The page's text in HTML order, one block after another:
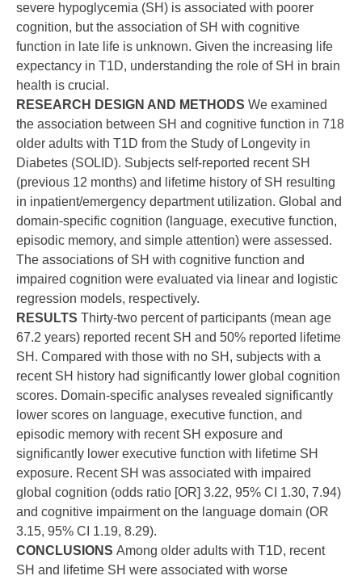
severe hypoglycemia (SH) is associated with poorer
cognition, but the association of SH with cognitive
function in late life is unknown. Given the increasing life
expectancy in T1D, understanding the role of SH in brain
health is crucial.
RESEARCH DESIGN AND METHODS We examined
the association between SH and cognitive function in 718
older adults with T1D from the Study of Longevity in
Diabetes (SOLID). Subjects self-reported recent SH
(previous 12 months) and lifetime history of SH resulting
in inpatient/emergency department utilization. Global and
domain-specific cognition (language, executive function,
episodic memory, and simple attention) were assessed.
The associations of SH with cognitive function and
impaired cognition were evaluated via linear and logistic
regression models, respectively.
RESULTS Thirty-two percent of participants (mean age
67.2 years) reported recent SH and 50% reported lifetime
SH. Compared with those with no SH, subjects with a
recent SH history had significantly lower global cognition
scores. Domain-specific analyses revealed significantly
lower scores on language, executive function, and
episodic memory with recent SH exposure and
significantly lower executive function with lifetime SH
exposure. Recent SH was associated with impaired
global cognition (odds ratio [OR] 3.22, 95% CI 1.30, 7.94)
and cognitive impairment on the language domain (OR
3.15, 95% CI 1.19, 8.29).
CONCLUSIONS Among older adults with T1D, recent
SH and lifetime SH were associated with worse